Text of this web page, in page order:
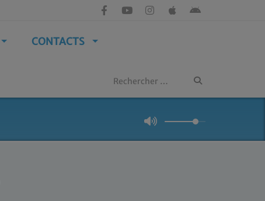
CONTACTS